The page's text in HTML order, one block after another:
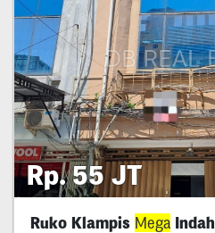
Rp. 55 JT
Ruko Klampis MegaIndah